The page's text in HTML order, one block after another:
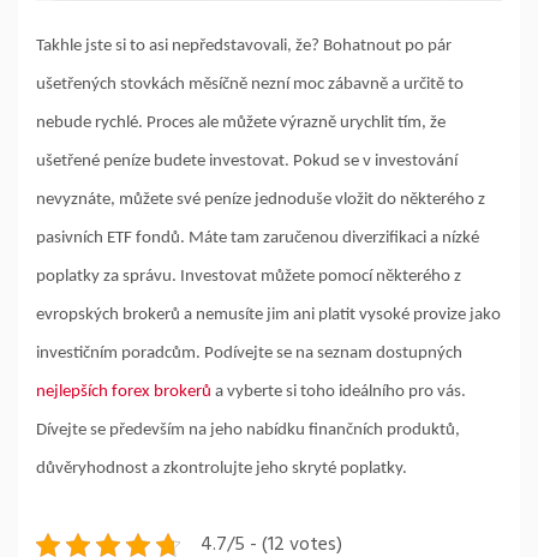
Takhle jste si to asi nepředstavovali, že? Bohatnout po pár
ušetřených stovkách měsíčně nezní moc zábavně a určitě to
nebude rychlé. Proces ale můžete výrazně urychlit tím, že
ušetřené peníze budete investovat. Pokud se v investování
nevyznáte, můžete své peníze jednoduše vložit do některého z
pasivních ETF fondů. Máte tam zaručenou diverzifikaci a nízké
poplatky za správu. Investovat můžete pomocí některého z
evropských brokerů a nemusíte jim ani platit vysoké provize jako
investičním poradcům. Podívejte se na seznam dostupných
nejlepších forex brokerů a vyberte si toho ideálního pro vás.
Dívejte se především na jeho nabídku finančních produktů,
důvěryhodnost a zkontrolujte jeho skryté poplatky.
4.7/5 - (12 votes)